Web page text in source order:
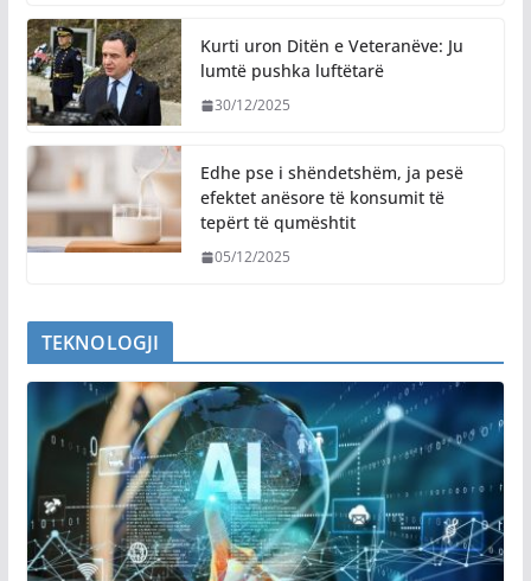
Kurti uron Ditën e Veteranëve: Ju
lumtë pushka luftëtarë
30/12/2025
Edhe pse i shëndetshëm, ja pesë
efektet anësore të konsumit të
tepërt të qumështit
05/12/2025
TEKNOLOGJI